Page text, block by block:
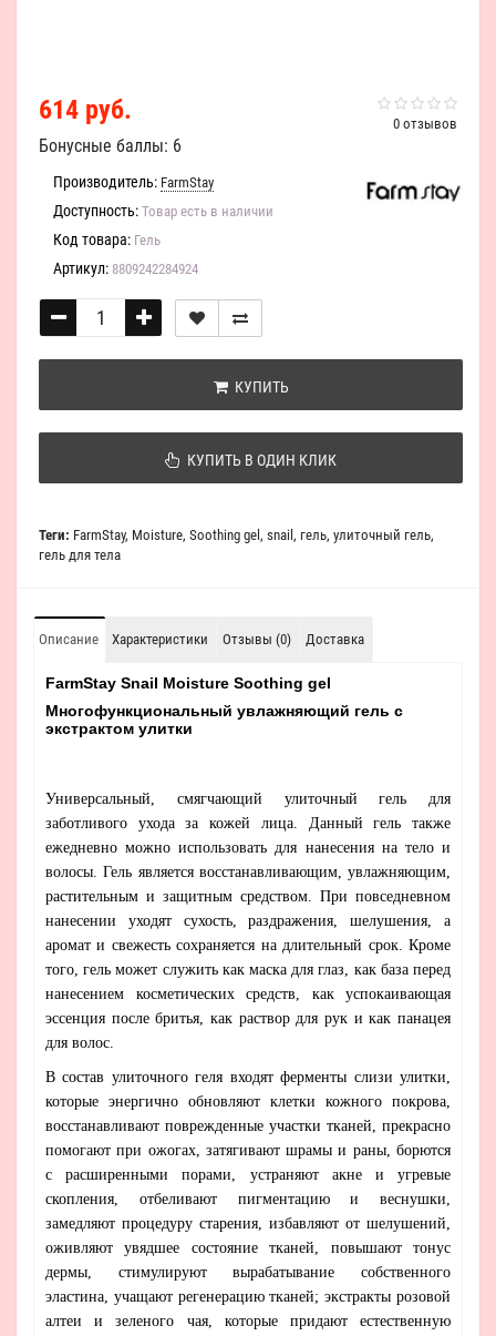
0 отзывов
614 руб.
Бонусные баллы: 6
Производитель: FarmStay
Доступность: Товар есть в наличии
Код товара: Гель
Артикул: 8809242284924
КУПИТЬ
КУПИТЬ В ОДИН КЛИК
Теги: FarmStay, Moisture, Soothing gel , snail , гель, улиточный гель,
гель для тела
Описание Характеристики Отзывы (0) Доставка
FarmStay Snail Moisture Soothing gel
Многофункциональный увлажняющий гель с
экстрактом улитки
Универсальный, смягчающий улиточный гель для
заботливого ухода за кожей лица. Данный гель также
ежедневно можно использовать для нанесения на тело и
волосы. Гель является восстанавливающим, увлажняющим,
растительным и защитным средством. При повседневном
нанесении уходят сухость, раздражения, шелушения, а
аромат и свежесть сохраняется на длительный срок. Кроме
того, гель может служить как маска для глаз, как база перед
нанесением косметических средств, как успокаивающая
эссенция после бритья, как раствор для рук и как панацея
для волос.
В состав улиточного геля входят ферменты слизи улитки,
которые энергично обновляют клетки кожного покрова,
восстанавливают поврежденные участки тканей, прекрасно
помогают при ожогах, затягивают шрамы и раны, борются
с расширенными порами, устраняют акне и угревые
скопления, отбеливают пигментацию и веснушки,
замедляют процедуру старения, избавляют от шелушений,
оживляют увядшее состояние тканей, повышают тонус
дермы, стимулируют вырабатывание собственного
эластина, учащают регенерацию тканей; экстракты розовой
алтеи и зеленого чая, которые придают естественную